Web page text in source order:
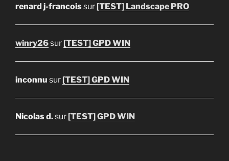
renard j-francoissur[TEST] Landscape PRO
winry26sur[TEST] GPD WIN
inconnu sur[TEST] GPD WIN
Nicolas d.sur[TEST] GPD WIN